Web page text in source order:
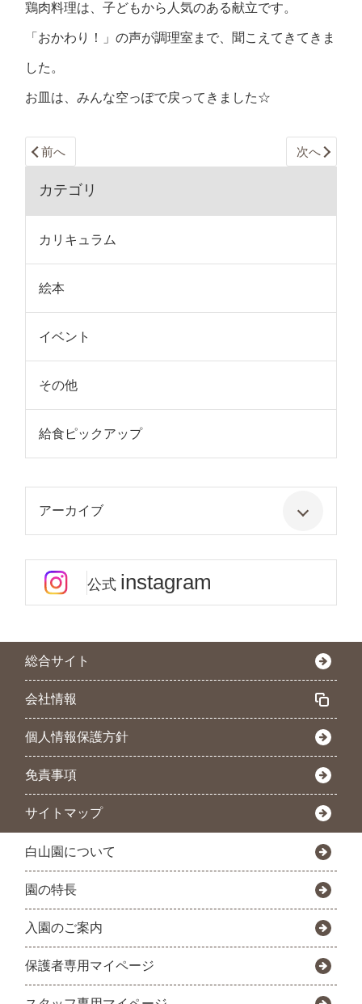
鶏肉料理は、子どもから人気のある献立です。
「おかわり！」の声が調理室まで、聞こえてきてきま
した。
お皿は、みんな空っぽで戻ってきました☆
前へ 次へ
カテゴリ
カリキュラム
絵本
イベント
その他
給食ピックアップ
アーカイブ
公式 instagram
総合サイト
会社情報
個人情報保護方針
免責事項
サイトマップ
白山園について
園の特長
入園のご案内
保護者専用マイページ